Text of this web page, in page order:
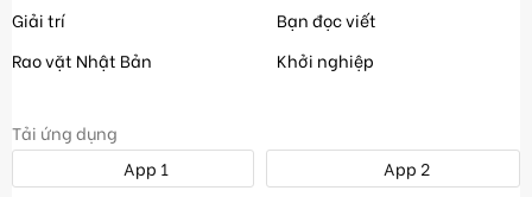
Giải trí
Rao vặt Nhật Bản
Bạn đọc viết
Khởi nghiệp
Tải ứng dụng
App 1
App 2